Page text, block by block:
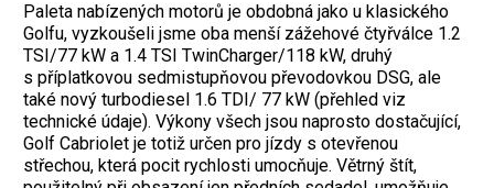
Paleta nabízených motorů je obdobná jako u klasického
Golfu, vyzkoušeli jsme oba menší zážehové čtyřválce 1.2
TSI/77 kW a 1.4 TSI TwinCharger/118 kW, druhý
s příplatkovou sedmistupňovou převodovkou DSG, ale
také nový turbodiesel 1.6 TDI/ 77 kW (přehled viz
technické údaje). Výkony všech jsou naprosto dostačující,
Golf Cabriolet je totiž určen pro jízdy s otevřenou
střechou, která pocit rychlosti umocňuje. Větrný štít,